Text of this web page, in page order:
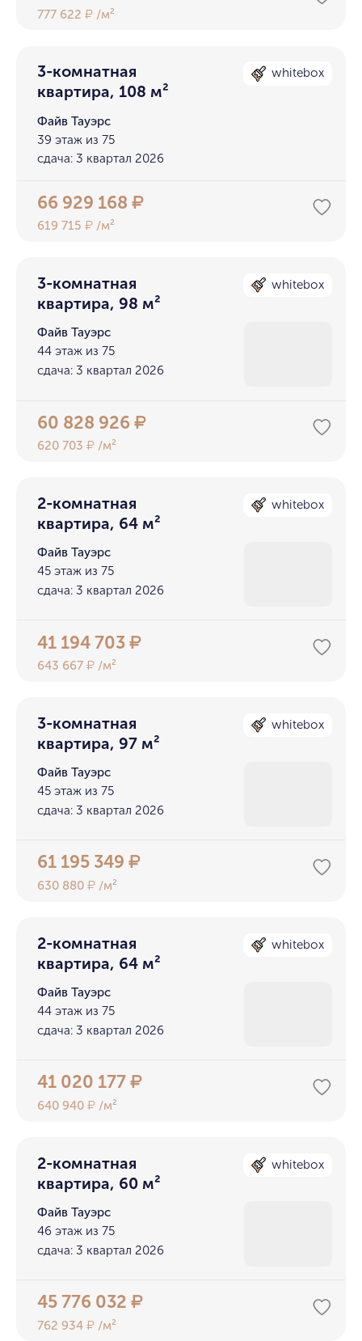
777 622₽ /м²
3-комнатная
квартира, 108 м²
whitebox
Файв Тауэрс
39 этаж из 75
сдача: 3 квартал 2026
66 929 168₽
619 715₽ /м²
3-комнатная
квартира, 98 м²
whitebox
Файв Тауэрс
44 этаж из 75
сдача: 3 квартал 2026
60 828 926₽
620 703₽ /м²
2-комнатная
квартира, 64 м²
whitebox
Файв Тауэрс
45 этаж из 75
сдача: 3 квартал 2026
41 194 703₽
643 667₽ /м²
3-комнатная
квартира, 97 м²
whitebox
Файв Тауэрс
45 этаж из 75
сдача: 3 квартал 2026
61 195 349₽
630 880₽ /м²
2-комнатная
квартира, 64 м²
whitebox
Файв Тауэрс
44 этаж из 75
сдача: 3 квартал 2026
41 020 177₽
640 940₽ /м²
2-комнатная
квартира, 60 м²
whitebox
Файв Тауэрс
46 этаж из 75
сдача: 3 квартал 2026
45 776 032₽
762 934₽ /м²